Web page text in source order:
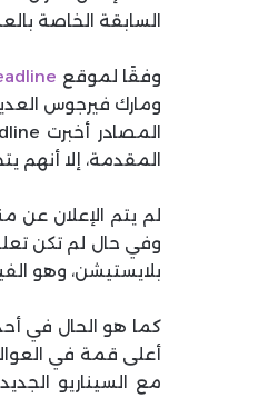
السابقة الخاصة
وفقًا لموقع
المقدمة، إلا أنهم
لم يتم الإعلان عن
وفي حال لم تكن
بلايستيشن، وهو
أعلى قمة في
مع السيناريو